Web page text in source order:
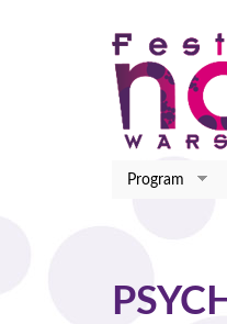
Program